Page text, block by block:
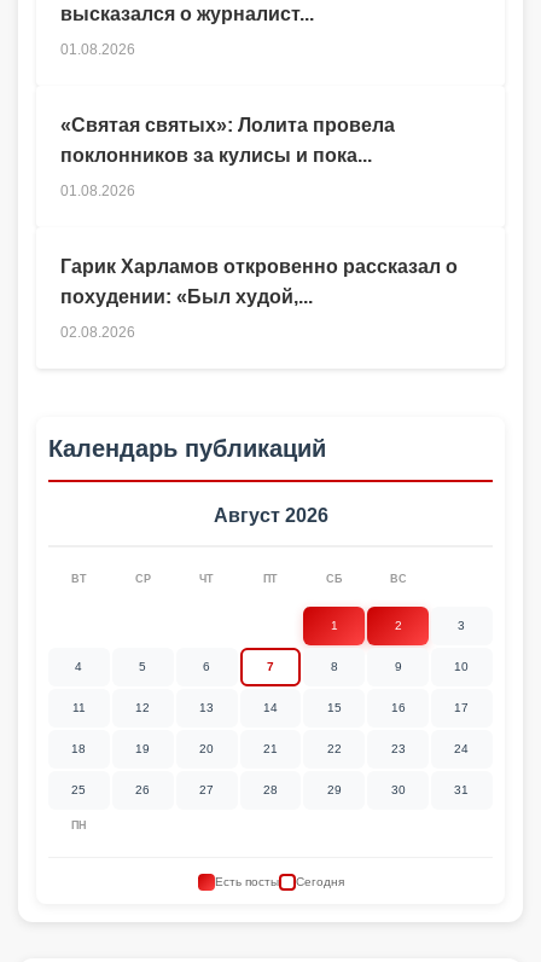
Гарик Харламов откровенно рассказал о
похудении: «Был худой,...
02.08.2026
высказался о журналист...
01.08.2026
«Святая святых»: Лолита провела
поклонников за кулисы и пока...
01.08.2026
Календарь публикаций
Август 2026
ПН
ВТ СР ЧТ ПТ СБ ВС
1 2 3
4 5 6 7 8 9 10
11 12 13 14 15 16 17
18 19 20 21 22 23 24
25 26 27 28 29 30 31
Есть посты Сегодня